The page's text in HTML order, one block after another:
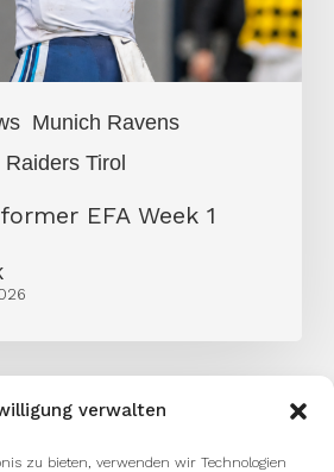
verwalten
zu bieten, verwenden wir Technologien
Munich Ravens
Raiders Tirol
EFA Week 1